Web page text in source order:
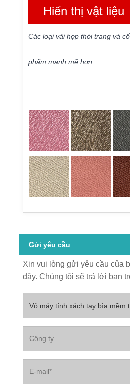
Hiển thị vật liệu
Các loại vải hợp thời trang và
phẩm mạnh mẽ hơn
Gửi yêu cầu
Xin vui lòng gửi yêu cầu của
đây. Chúng tôi sẽ trả lời bạn